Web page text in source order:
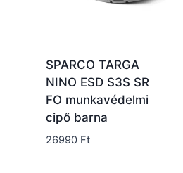
SPARCO TARGA
NINO ESD S3S SR
FO munkavédelmi
cipő barna
26990 Ft